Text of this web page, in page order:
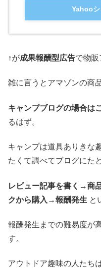
Yahooシ
↑が成果報酬型広告で物販
雑に言うとアマゾンの商
キャンプブログの場合は
るはず。
キャンプは道具ありきな
たくて調べてブログにた
レビュー記事を書く→商
クから購入→報酬発生 と
報酬発生までの難易度が
す。
アウトドア趣味の人た